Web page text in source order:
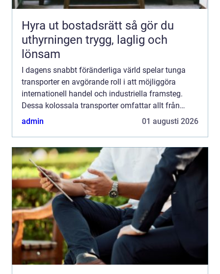
Hyra ut bostadsrätt så gör du
uthyrningen trygg, laglig och
lönsam
I dagens snabbt föränderliga värld spelar tunga
transporter en avgörande roll i att möjliggöra
internationell handel och industriella framsteg.
Dessa kolossala transporter omfattar allt från
gigantiska maskiner til...
admin 01 augusti 2026